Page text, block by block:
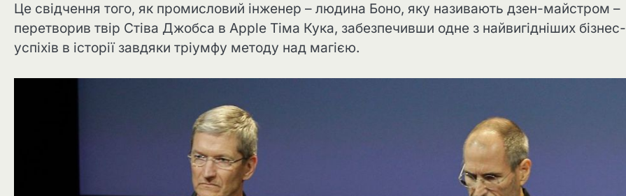
Це свідчення того, як промисловий інженер – людина Боно, яку називають дзен-майстром –
перетворив твір Стіва Джобса в Apple Тіма Кука, забезпечивши одне з найвигідніших бізнес-
успіхів в історії завдяки тріумфу методу над магією.